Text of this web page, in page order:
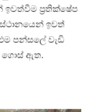
ප්‍රතික්ෂේප
ඉවත්
පන්සලේ වැඩි
ගොස් ඇත.